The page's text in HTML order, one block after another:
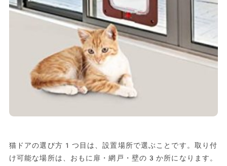
猫ドアの選び方1つ目は、設置場所で選ぶことです。取り付
け可能な場所は、おもに扉・網戸・壁の3か所になります。